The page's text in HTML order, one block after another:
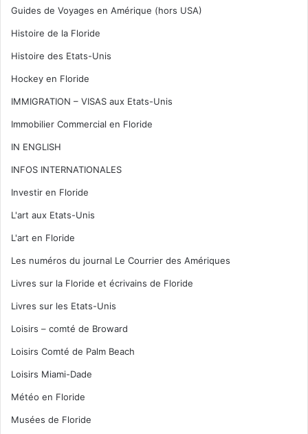
Guides de Voyages en Amérique (hors USA)
Histoire de la Floride
Histoire des Etats-Unis
Hockey en Floride
IMMIGRATION – VISAS aux Etats-Unis
Immobilier Commercial en Floride
IN ENGLISH
INFOS INTERNATIONALES
Investir en Floride
L'art aux Etats-Unis
L'art en Floride
Les numéros du journal Le Courrier des Amériques
Livres sur la Floride et écrivains de Floride
Livres sur les Etats-Unis
Loisirs – comté de Broward
Loisirs Comté de Palm Beach
Loisirs Miami-Dade
Météo en Floride
Musées de Floride